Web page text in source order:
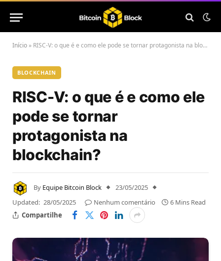
Início » RISC-V: o que é e como ele pode se tornar protagonista na blockchain?
BLOCKCHAIN
RISC-V: o que é e como ele
pode se tornar
protagonista na
blockchain?
By Equipe Bitcoin Block
23/05/2025
Updated: 28/05/2025 Nenhum comentário
6 Mins Read
Compartilhe